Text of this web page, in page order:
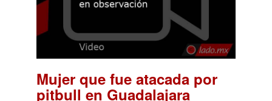
Mujer que fue atacada por
pitbull en Guadalajara